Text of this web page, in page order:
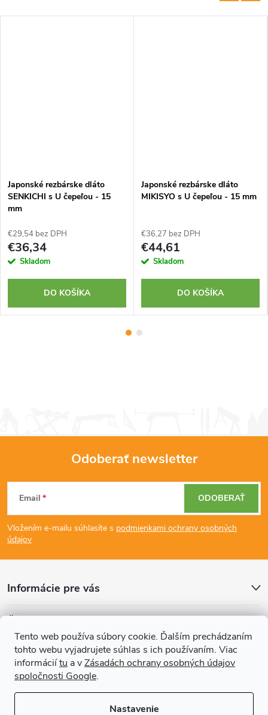
Tento web používa súbory cookie. Ďalším prechádzaním
tohto webu vyjadrujete súhlas s ich používaním. Viac
informáciítu a vZásadách ochrany osobných údajov
spoločnosti Google.
Nastavenie
Japonské rezbárske dláto
SENKICHI s U čepeľou - 15
mm
€29,54 bez DPH
€36,34
Skladom
DO KOŠÍKA
Japonské rezbárske dláto
MIKISYO s U čepeľou - 15 mm
€36,27 bez DPH
€44,61
Skladom
DO KOŠÍKA
Z
á
p
ä
t
Odoberať newsletter
Email
Vložením e-mailu súhlasíte s podmienkami ochrany osobných
údajov
ODOBERAŤ
Informácie pre vás
Prijímame online platby